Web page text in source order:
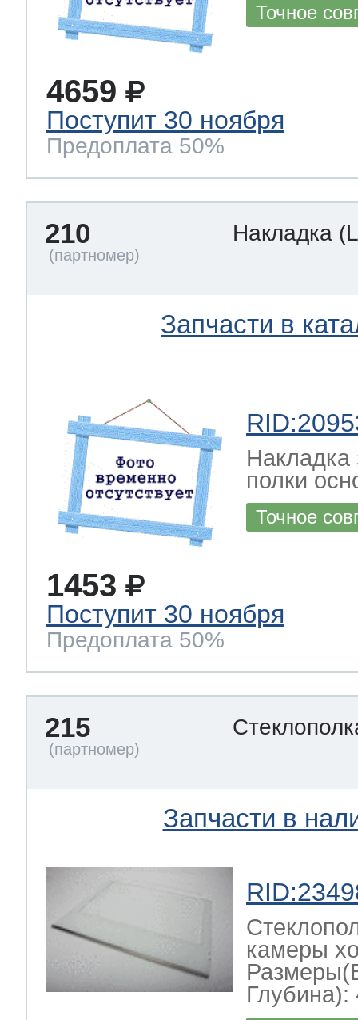
Точное
4659
Поступит 30 ноября
Предоплата 50%
210 Накладка
Запчасти в
Накладка
полки
Точное
1453
Поступит 30 ноября
Предоплата 50%
215
Запчасти в
камеры
Глубина):